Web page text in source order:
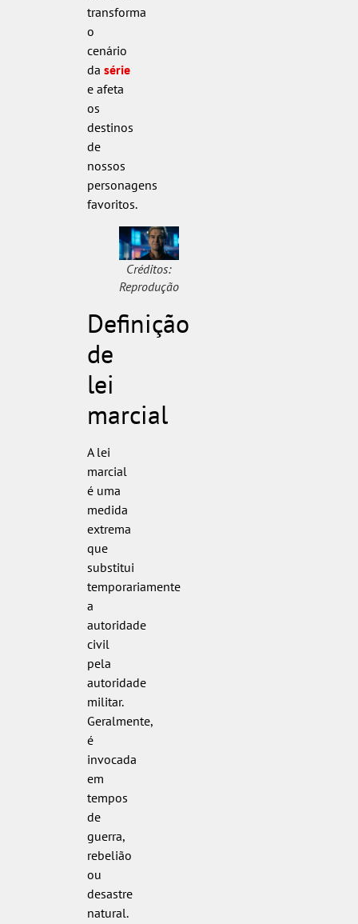
transforma
o
cenário
da série
e afeta
os
destinos
de
nossos
personagens
favoritos.
Créditos:
Reprodução
Definição
de
lei
marcial
A lei
marcial
é uma
medida
extrema
que
substitui
temporariamente
a
autoridade
civil
pela
autoridade
militar.
Geralmente,
é
invocada
em
tempos
de
guerra,
rebelião
ou
desastre
natural.